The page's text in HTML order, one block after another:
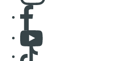
Consulter page Facebook
Consulter Youtube
Consulter TikTok